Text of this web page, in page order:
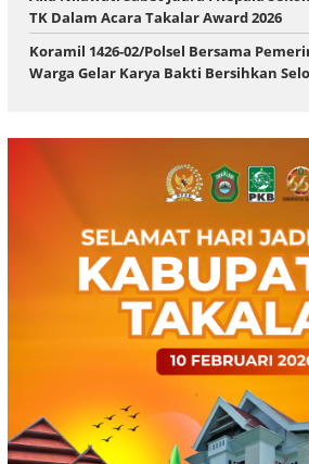
TK Dalam Acara Takalar Award 2026
Koramil 1426-02/Polsel Bersama
Warga Gelar Karya Bakti Bersihkan